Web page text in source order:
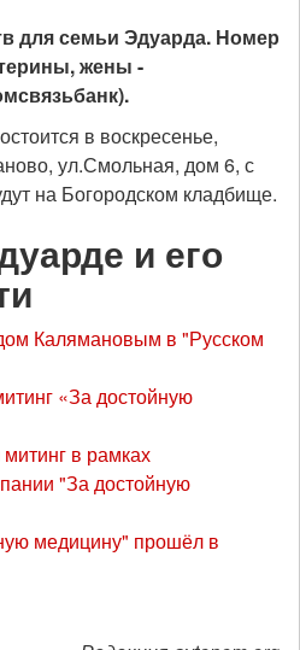
для семьи Эдуарда. Номер
жены -
в воскресенье,
ул.Смольная, дом 6, с
на Богородском кладбище.
и его
Калямановым в "Русском
«За достойную
в рамках
"За достойную
медицину" прошёл в